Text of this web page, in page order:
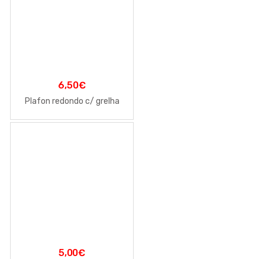
6,50€
Plafon redondo c/ grelha
5,00€